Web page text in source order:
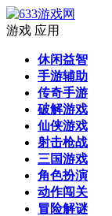
游戏 应用
休闲益智
手游辅助
传奇手游
破解游戏
仙侠游戏
射击枪战
三国游戏
角色扮演
动作闯关
冒险解谜